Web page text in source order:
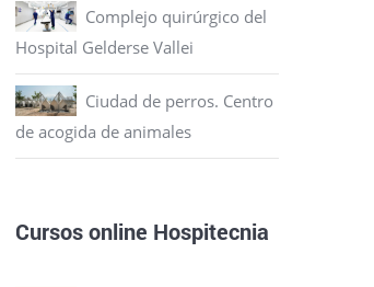
Complejo quirúrgico del
Hospital Gelderse Vallei
Ciudad de perros. Centro
de acogida de animales
Cursos online Hospitecnia